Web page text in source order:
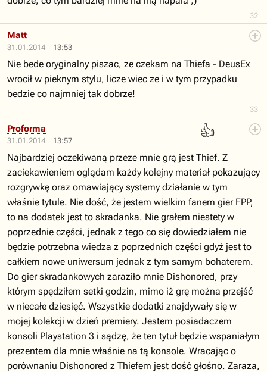
32
31.01.2014 13:53
33
Matt
Nie bede oryginalny piszac, ze czekam na Thiefa - DeusEx
wrocił w pieknym stylu, licze wiec ze i w tym przypadku
bedzie co najmniej tak dobrze!
31.01.2014 13:57
👍
Proforma
Najbardziej oczekiwaną przeze mnie grą jest Thief. Z
zaciekawieniem oglądam każdy kolejny materiał pokazujący
rozgrywkę oraz omawiający systemy działanie w tym
właśnie tytule. Nie dość, że jestem wielkim fanem gier FPP,
to na dodatek jest to skradanka. Nie grałem niestety w
poprzednie części, jednak z tego co się dowiedziałem nie
będzie potrzebna wiedza z poprzednich części gdyż jest to
całkiem nowe uniwersum jednak z tym samym bohaterem.
Do gier skradankowych zaraziło mnie Dishonored, przy
którym spędziłem setki godzin, mimo iż grę można przejść
w niecałe dziesięć. Wszystkie dodatki znajdywały się w
mojej kolekcji w dzień premiery. Jestem posiadaczem
konsoli Playstation 3 i sądzę, że ten tytuł będzie wspaniałym
prezentem dla mnie właśnie na tą konsole. Wracając o
porównaniu Dishonored z Thiefem jest dość głośno. Zaraza,